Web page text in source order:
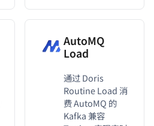
AutoMQ
Load
通过 Doris
Routine Load 消
费 AutoMQ 的
Kafka 兼容